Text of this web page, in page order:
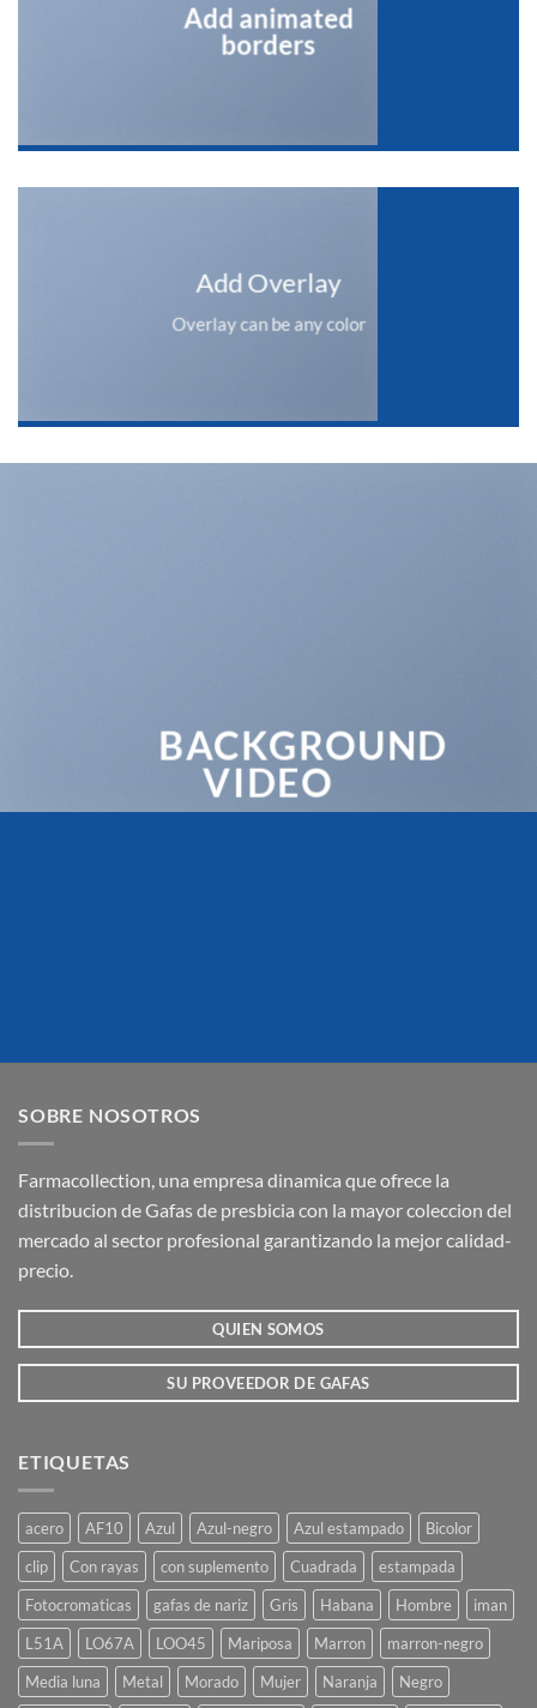
Add animated
borders
Add Overlay
Overlay can be any color
BACKGROUND
VIDEO
SOBRE NOSOTROS
Farmacollection, una empresa dinamica que ofrece la
distribucion de Gafas de presbicia con la mayor coleccion del
mercado al sector profesional garantizando la mejor calidad-
precio.
QUIEN SOMOS
SU PROVEEDOR DE GAFAS
ETIQUETAS
acero AF10 Azul Azul-negro Azul estampado
Bicolor
clip
Con rayas con suplemento Cuadrada
estampada
Fotocromaticas
gafas de nariz Gris Habana Hombre
iman
L51A
LO67A LOO45 Mariposa Marron
marron-negro
Media luna
Metal Morado Mujer Naranja
Negro